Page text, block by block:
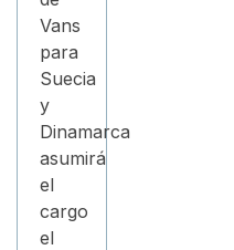
Vans
para
Suecia
y
Dinamarca
asumirá
el
cargo
el